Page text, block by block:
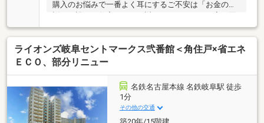
購入のお悩みで一番よく耳にするご不安は「お金の
ったばかりに苦しい生活になってしまわないかという
ご心配をされます。私たちはお金に関するご不安を解
消して頂けるように、住宅ローンのご相談を随時受け
付けています。無理のないご返済計画のお話、金融機
のお手伝いをいたします。ご家族みなさまの夢のマイ
ホーム購入に向けてお力になれれば最高にうれしいで
す。お問い合わせはメール、電話はもちろん、LINEで
も受け付けておりますのでお気軽にご相談下さい。お
ライオンズ岐阜セントマークス弐番館＜角住戸×省エネ
ＥＣＯ、部分リニュー
名鉄名古屋本線 名鉄岐阜駅 徒歩
1分
その他の交通